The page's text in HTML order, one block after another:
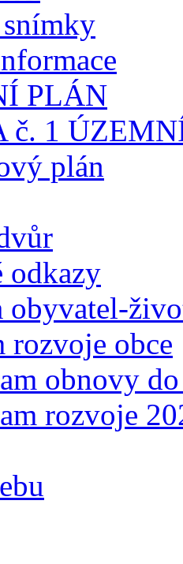
PLÁN
č. 1
plán
odkazy
obyvatel-
rozvoje obce
obnovy
rozvoje